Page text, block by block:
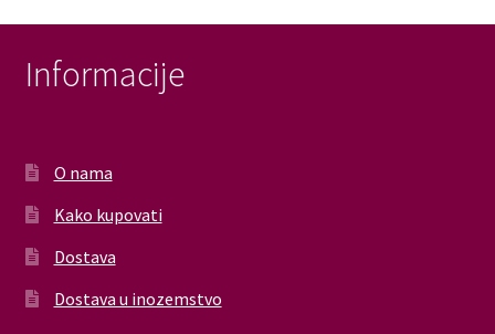
Informacije
O nama
Kako kupovati
Dostava
Dostava u inozemstvo